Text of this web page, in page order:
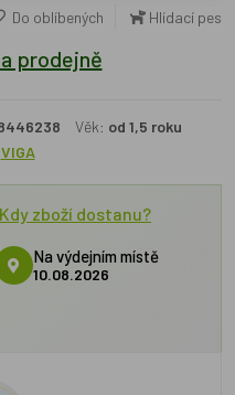
Do oblíbených Hlídací pes
prodejně
Věk: od 1,5 roku
VIGA
Kdy zboží dostanu?
Na výdejním místě
10.08.2026